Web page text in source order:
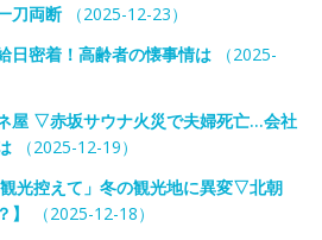
刀両断（2025-12-23）
日密着！高齢者の懐事情は（2025-
屋 ▽赤坂サウナ火災で夫婦死亡…会社
（2025-12-19）
光控えて」冬の観光地に異変▽北朝
（2025-12-18）